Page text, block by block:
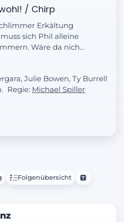
/ Chirp
Erkältung
sich Phil alleine
Wäre da nicht
Piepen eines
Julie Bowen, Ty Burrell
Regie: Michael Spiller
Folgenübersicht